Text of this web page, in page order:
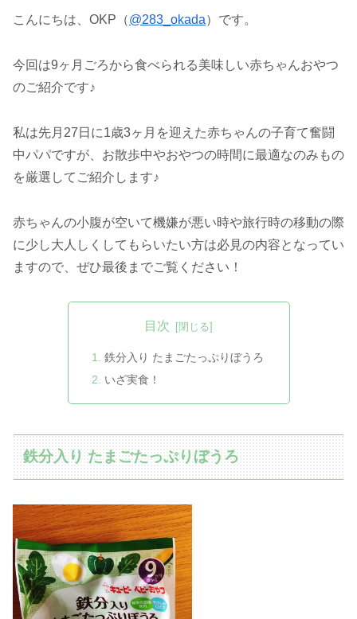
こんにちは、OKP（@283_okada）です。
今回は9ヶ月ごろから食べられる美味しい赤ちゃんおやつ
のご紹介です♪
私は先月27日に1歳3ヶ月を迎えた赤ちゃんの子育て奮闘
中パパですが、お散歩中やおやつの時間に最適なのみもの
を厳選してご紹介します♪
赤ちゃんの小腹が空いて機嫌が悪い時や旅行時の移動の際
に少し大人しくしてもらいたい方は必見の内容となってい
ますので、ぜひ最後までご覧ください！
目次
鉄分入り たまごたっぷりぼうろ
いざ実食！
鉄分入り たまごたっぷりぼうろ